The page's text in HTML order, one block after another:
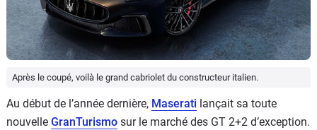
Après le coupé, voilà le grand cabriolet du constructeur italien.
Au début de l’année dernière, Maserati lançait sa toute
nouvelle GranTurismo sur le marché des GT 2+2 d’exception.